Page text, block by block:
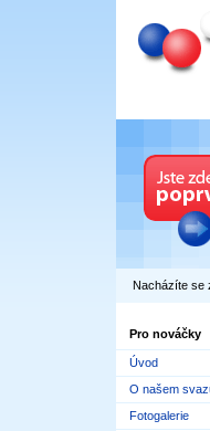
Český
Nacházíte se
Pro nováčky
Úvod
O našem
Fotogalerie